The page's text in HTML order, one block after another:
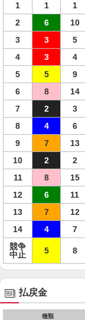
1 1 1
2
6 10
3
3 5
4
3 4
5
5 9
6
8 14
7
2 3
8
4 6
9
7 13
10
2 2
11
8 15
12
6 11
13
7 12
14
4 7
競争
中止
5 8
払戻金
種類